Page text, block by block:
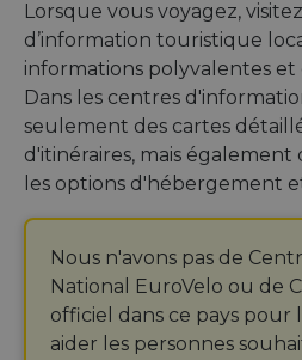
Lorsque vous voyagez,
d’information touristique
informations polyvalentes
Dans les centres
seulement des cartes
d'itinéraires, mais également
les options d'hébergement
Nous n'avons pas de
National EuroVelo ou de
officiel dans ce pays pour
aider les personnes